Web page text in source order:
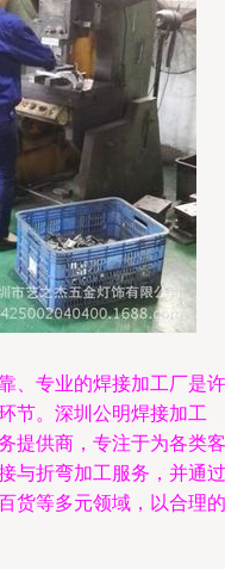
、专业的焊接加工厂是许
节。深圳公明焊接加工
提供商，专注于为各类客
与折弯加工服务，并通过
货等多元领域，以合理的